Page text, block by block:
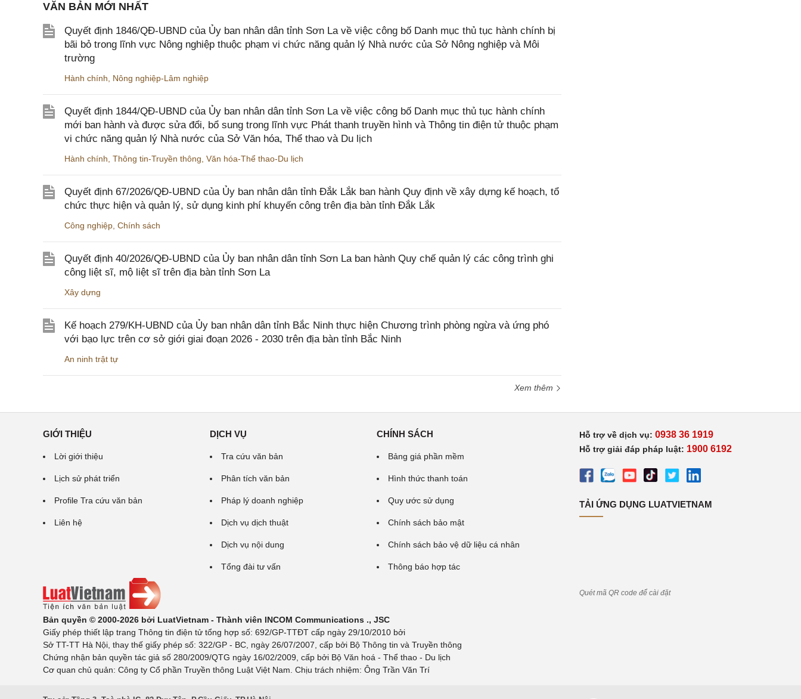
VĂN BẢN MỚI NHẤT
Quyết định 1846/QĐ-UBND của Ủy ban nhân dân tỉnh Sơn La về việc công bố Danh mục thủ tục hành chính bị
bãi bỏ trong lĩnh vực Nông nghiệp thuộc phạm vi chức năng quản lý Nhà nước của Sở Nông nghiệp và Môi
trường
Hành chính Nông nghiệp-Lâm nghiệp
Quyết định 1844/QĐ-UBND của Ủy ban nhân dân tỉnh Sơn La về việc công bố Danh mục thủ tục hành chính
mới ban hành và được sửa đổi, bổ sung trong lĩnh vực Phát thanh truyền hình và Thông tin điện tử thuộc phạm
vi chức năng quản lý Nhà nước của Sở Văn hóa, Thể thao và Du lịch
Hành chính Thông tin-Truyền thông Văn hóa-Thể thao-Du lịch
Quyết định 67/2026/QĐ-UBND của Ủy ban nhân dân tỉnh Đắk Lắk ban hành Quy định về xây dựng kế hoạch, tổ
chức thực hiện và quản lý, sử dụng kinh phí khuyến công trên địa bàn tỉnh Đắk Lắk
Công nghiệp Chính sách
Quyết định 40/2026/QĐ-UBND của Ủy ban nhân dân tỉnh Sơn La ban hành Quy chế quản lý các công trình ghi
công liệt sĩ, mộ liệt sĩ trên địa bàn tỉnh Sơn La
Xây dựng
Kế hoạch 279/KH-UBND của Ủy ban nhân dân tỉnh Bắc Ninh thực hiện Chương trình phòng ngừa và ứng phó
với bạo lực trên cơ sở giới giai đoạn 2026 - 2030 trên địa bàn tỉnh Bắc Ninh
An ninh trật tự
Xem thêm
GIỚI THIỆU
Lời giới thiệu
Lịch sử phát triển
Profile Tra cứu văn bản
Liên hệ
DỊCH VỤ
Tra cứu văn bản
Phân tích văn bản
Pháp lý doanh nghiệp
Dịch vụ dịch thuật
Dịch vụ nội dung
Tổng đài tư vấn
CHÍNH SÁCH
Bảng giá phần mềm
Hình thức thanh toán
Quy ước sử dụng
Chính sách bảo mật
Chính sách bảo vệ dữ liệu cá nhân
Thông báo hợp tác
Bản quyền © 2000-2026 bởi LuatVietnam - Thành viên INCOM Communications ., JSC
Giấy phép thiết lập trang Thông tin điện tử tổng hợp số: 692/GP-TTĐT cấp ngày 29/10/2010 bởi
Sở TT-TT Hà Nội, thay thế giấy phép số: 322/GP - BC, ngày 26/07/2007, cấp bởi Bộ Thông tin và Truyền thông
Chứng nhận bản quyền tác giả số 280/2009/QTG ngày 16/02/2009, cấp bởi Bộ Văn hoá - Thể thao - Du lịch
Cơ quan chủ quản: Công ty Cổ phần Truyền thông Luật Việt Nam. Chịu trách nhiệm: Ông Trần Văn Trí
Hỗ trợ về dịch vụ: 0938 36 1919
Hỗ trợ giải đáp pháp luật: 1900 6192
TẢI ỨNG DỤNG LUATVIETNAM
Quét mã QR code để cài đặt